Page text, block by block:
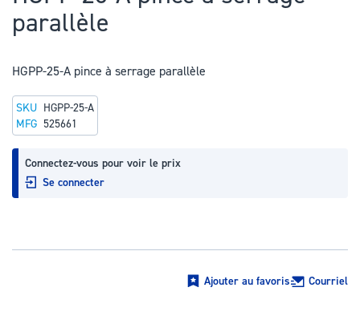
début
la
d’images
parallèle
HGPP-25-A pince à serrage parallèle
Connectez-vous pour voir le prix
Se connecter
SKU HGPP-25-A
MFG 525661
Ajouter au favoris Courriel